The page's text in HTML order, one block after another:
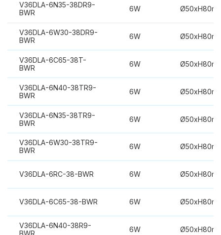
V36DLA-6N35-38DR9-
BWR
6W
V36DLA-6W30-38DR9-
BWR
6W
V36DLA-6C65-38T-
BWR
6W
V36DLA-6N40-38TR9-
BWR
6W
V36DLA-6N35-38TR9-
BWR
6W
V36DLA-6W30-38TR9-
BWR
6W
V36DLA-6RC-38-BWR 6W
V36DLA-6C65-38-BWR 6W
V36DLA-6N40-38R9-
BWR
6W